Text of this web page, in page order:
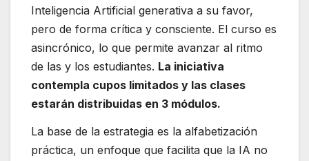
Inteligencia Artificial generativa a su favor,
pero de forma crítica y consciente. El curso es
asincrónico, lo que permite avanzar al ritmo
de las y los estudiantes. La iniciativa
contempla cupos limitados y las clases
estarán distribuidas en 3 módulos.
La base de la estrategia es la alfabetización
práctica, un enfoque que facilita que la IA no